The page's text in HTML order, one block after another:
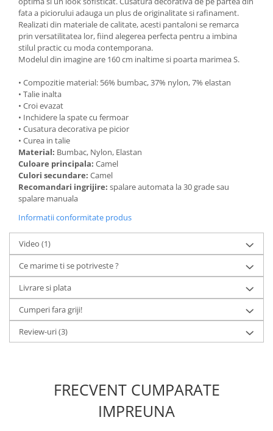
fata a piciorului adauga un plus de originalitate si rafinament.
Realizati din materiale de calitate, acesti pantaloni se remarca
prin versatilitatea lor, fiind alegerea perfecta pentru a imbina
stilul practic cu moda contemporana.
Modelul din imagine are 160 cm inaltime si poarta marimea S.
• Compozitie material: 56% bumbac, 37% nylon, 7% elastan
• Talie inalta
• Croi evazat
• Inchidere la spate cu fermoar
• Cusatura decorativa pe picior
• Curea in talie
Material: Bumbac, Nylon, Elastan
Culoare principala: Camel
Culori secundare: Camel
Recomandari ingrijire: spalare automata la 30 grade sau
spalare manuala
Informatii conformitate produs
Video (1)
Ce marime ti se potriveste ?
Livrare si plata
Cumperi fara griji!
Review-uri(3)
FRECVENT CUMPARATE
IMPREUNA